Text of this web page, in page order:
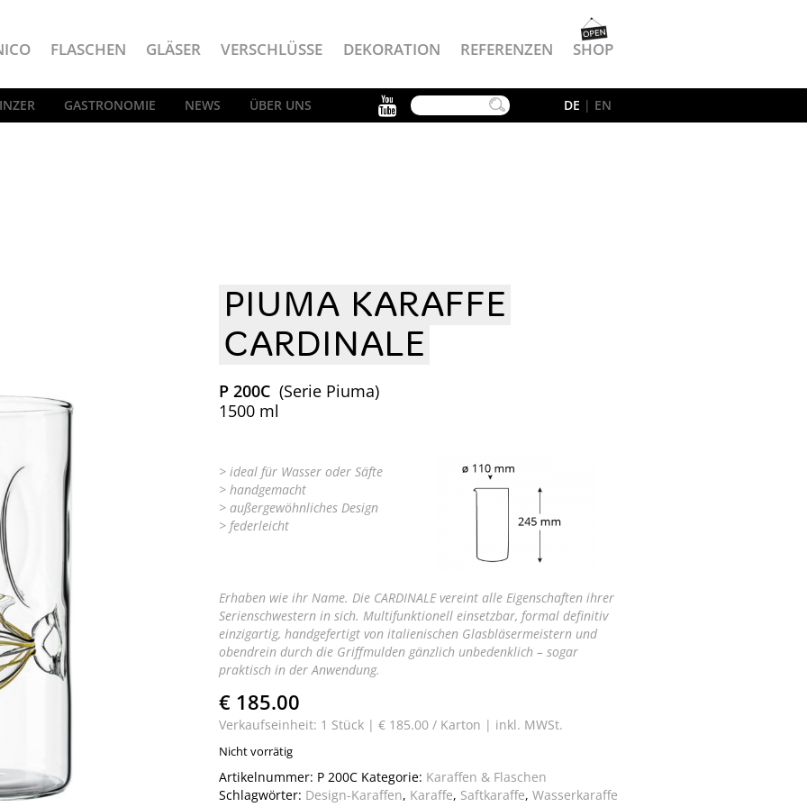
FLASCHEN GLÄSER VERSCHLÜSSE DEKORATION REFERENZEN SHOP
GASTRONOMIE NEWS ÜBER UNS DE | EN
YouTube
PIUMA KARAFFE
CARDINALE
P 200C (Serie Piuma)
1500 ml
> ideal für Wasser oder Säfte
> handgemacht
> außergewöhnliches Design
> federleicht
Erhaben wie ihr Name. Die CARDINALE vereint alle Eigenschaften ihrer
Serienschwestern in sich. Multifunktionell einsetzbar, formal definitiv
einzigartig, handgefertigt von italienischen Glasbläsermeistern und
obendrein durch die Griffmulden gänzlich unbedenklich – sogar
praktisch in der Anwendung.
€ 185.00
Verkaufseinheit: 1 Stück | € 185.00 / Karton | inkl. MWSt.
Nicht vorrätig
Artikelnummer: P 200C Kategorie: Karaffen & Flaschen
Schlagwörter: Design-Karaffen, Karaffe, Saftkaraffe, Wasserkaraffe